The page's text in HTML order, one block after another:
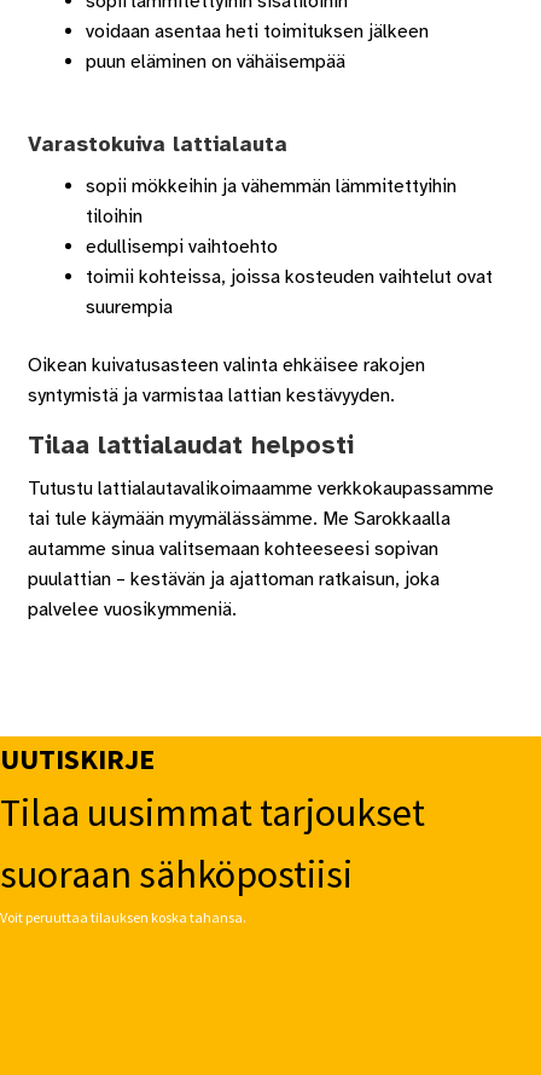
voidaan asentaa heti toimituksen jälkeen
puun eläminen on vähäisempää
Varastokuiva lattialauta
sopii mökkeihin ja vähemmän lämmitettyihin
tiloihin
edullisempi vaihtoehto
toimii kohteissa, joissa kosteuden vaihtelut ovat
suurempia
Oikean kuivatusasteen valinta ehkäisee rakojen
syntymistä ja varmistaa lattian kestävyyden.
Tilaa lattialaudat helposti
Tutustu lattialautavalikoimaamme verkkokaupassamme
tai tule käymään myymälässämme. Me Sarokkaalla
autamme sinua valitsemaan kohteeseesi sopivan
puulattian – kestävän ja ajattoman ratkaisun, joka
palvelee vuosikymmeniä.
UUTISKIRJE
Tilaa uusimmat tarjoukset
suoraan sähköpostiisi
Voit peruuttaa tilauksen koska tahansa.